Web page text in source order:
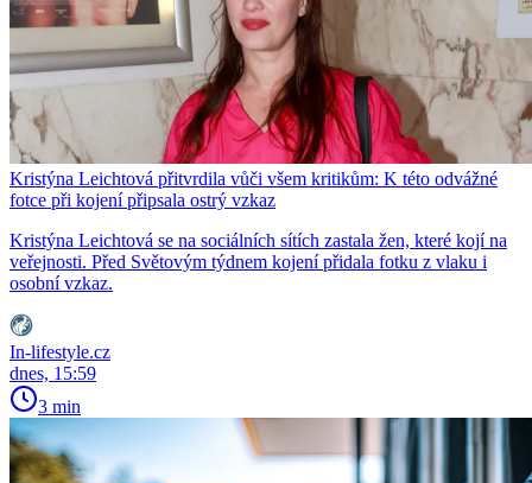
Kristýna Leichtová přitvrdila vůči všem kritikům: K této odvážné
fotce při kojení připsala ostrý vzkaz
Kristýna Leichtová se na sociálních sítích zastala žen, které kojí na
veřejnosti. Před Světovým týdnem kojení přidala fotku z vlaku i
osobní vzkaz.
In-lifestyle.cz
dnes, 15:59
3 min